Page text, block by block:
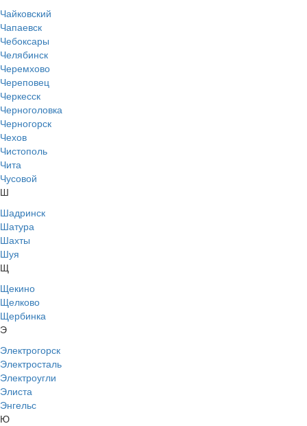
Чайковский
Чапаевск
Чебоксары
Челябинск
Черемхово
Череповец
Черкесск
Черноголовка
Черногорск
Чехов
Чистополь
Чита
Чусовой
Ш
Шадринск
Шатура
Шахты
Шуя
Щ
Щекино
Щелково
Щербинка
Э
Электрогорск
Электросталь
Электроугли
Элиста
Энгельс
Ю